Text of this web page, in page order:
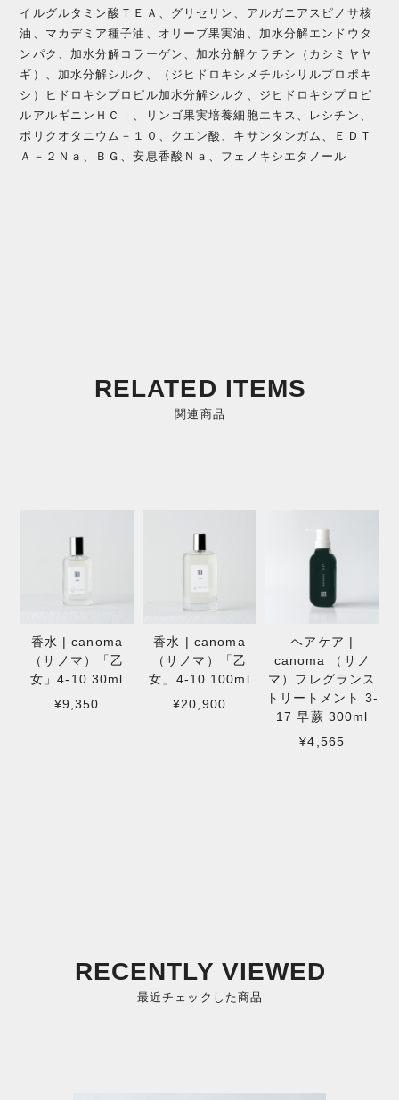
イルグルタミン酸ＴＥＡ、グリセリン、アルガニアスピノサ核
油、マカデミア種子油、オリーブ果実油、加水分解エンドウタ
ンパク、加水分解コラーゲン、加水分解ケラチン（カシミヤヤ
ギ）、加水分解シルク、（ジヒドロキシメチルシリルプロポキ
シ）ヒドロキシプロピル加水分解シルク、ジヒドロキシプロピ
ルアルギニンＨＣｌ、リンゴ果実培養細胞エキス、レシチン、
ポリクオタニウム－１０、クエン酸、キサンタンガム、ＥＤＴ
Ａ－２Ｎａ、ＢＧ、安息香酸Ｎａ、フェノキシエタノール
RELATED ITEMS
関連商品
香水 | canoma
（サノマ）「乙
女」4-10 30ml
¥9,350
香水 | canoma
（サノマ）「乙
女」4-10 100ml
¥20,900
ヘアケア |
canoma （サノ
マ）フレグランス
トリートメント 3-
17 早蕨 300ml
¥4,565
RECENTLY VIEWED
最近チェックした商品